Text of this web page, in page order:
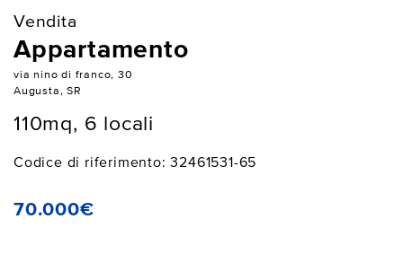
Vendita
Appartamento
via nino di franco, 30
Augusta, SR
110mq, 6 locali
Codice di riferimento: 32461531-65
70.000€